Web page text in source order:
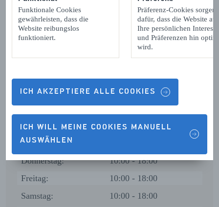
Funktionale Cookies
gewährleisten, dass die
Website reibungslos
funktioniert.
Präferenz-Cookies sorgen
dafür, dass die Website auf
Ihre persönlichen
und Präferenzen hin
wird.
ICH AKZEPTIERE ALLE COOKIES
ICH WILL MEINE COOKIES MANUELL
AUSWÄHLEN
Kontaktdetails & Öffnungszeiten
Montag:
10:00 - 18:00
Dienstag:
10:00 - 18:00
Mittwoch:
Donnerstag:
10:00 - 18:00
Freitag:
10:00 - 18:00
Samstag:
10:00 - 18:00